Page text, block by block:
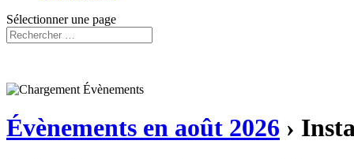
Sélectionner une page
Évènements en août 2026 ›